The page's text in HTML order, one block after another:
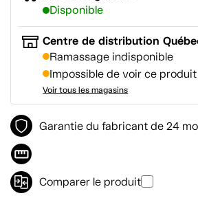
Disponible
Centre de distribution
Ramassage indisponible
Impossible de voir ce
Voir tous les magasins
Garantie du fabricant de 24
Comparer le produit